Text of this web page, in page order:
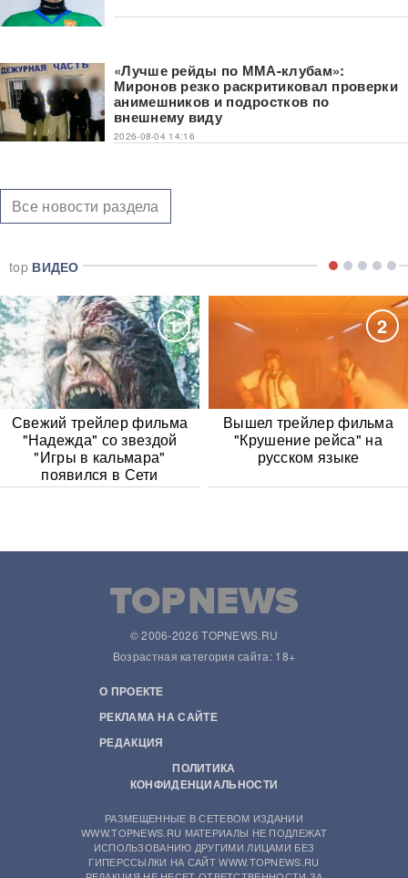
«Лучше рейды по ММА-клубам»:
Миронов резко раскритиковал проверки
анимешников и подростков по
внешнему виду
2026-08-04 14:16
Все новости раздела
top ВИДЕО
1
Свежий трейлер фильма
"Надежда" со звездой
"Игры в кальмара"
появился в Сети
2
Вышел трейлер фильма
"Крушение рейса" на
русском языке
© 2006-2026 TOPNEWS.RU
Возрастная категория сайта: 18+
О ПРОЕКТЕ
РЕКЛАМА НА САЙТЕ
РЕДАКЦИЯ
ПОЛИТИКА
КОНФИДЕНЦИАЛЬНОСТИ
РАЗМЕЩЕННЫЕ В СЕТЕВОМ ИЗДАНИИ
WWW.TOPNEWS.RU МАТЕРИАЛЫ НЕ ПОДЛЕЖАТ
ИСПОЛЬЗОВАНИЮ ДРУГИМИ ЛИЦАМИ БЕЗ
ГИПЕРССЫЛКИ НА САЙТ WWW.TOPNEWS.RU